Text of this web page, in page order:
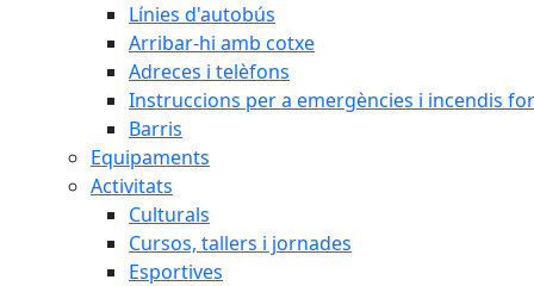
Línies d'autobús
Arribar-hi amb cotxe
Adreces i telèfons
Instruccions per a emergències i incendis
Barris
Equipaments
Activitats
Culturals
Cursos, tallers i jornades
Esportives